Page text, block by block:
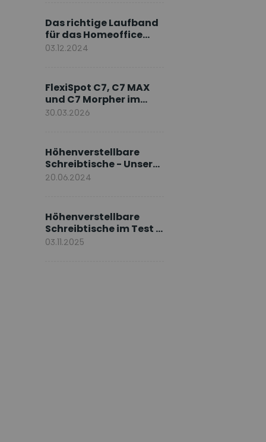
Das richtige Laufband
für das Homeoffice
wählen
03.12.2024
FlexiSpot C7, C7 MAX
und C7 Morpher im
Vergleich: Welches
30.03.2026
Höhenverstellbare
Schreibtische - Unsere
E7-Serie
20.06.2024
Höhenverstellbare
Schreibtische im Test –
Die besten Standing
03.11.2025